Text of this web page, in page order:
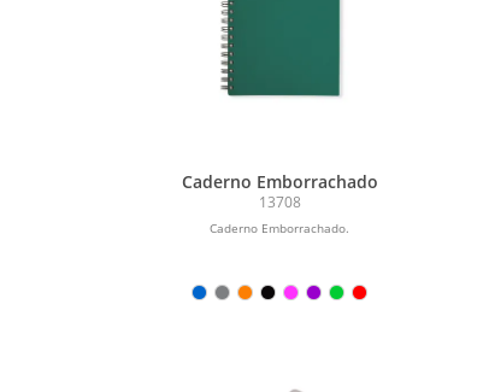
Caderno Emborrachado
13708
Caderno Emborrachado.